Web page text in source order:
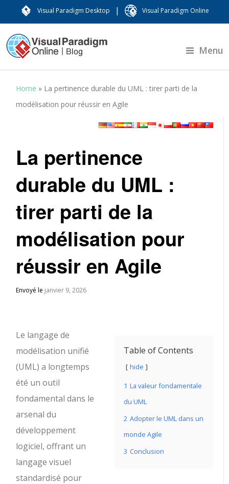
Visual Paradigm Desktop | Visual Paradigm Online
Menu
Home » La pertinence durable du UML : tirer parti de la
modélisation pour réussir en Agile
La pertinence
durable du UML :
tirer parti de la
modélisation pour
réussir en Agile
Envoyé le janvier 9, 2026
Table of Contents
hide
1 La valeur fondamentale
du UML
2 Adopter le UML dans un
monde Agile
3 Conclusion
Le langage de
modélisation unifié
(UML) a longtemps
été un outil
fondamental dans le
arsenal du
développement
logiciel, offrant un
langage visuel
standardisé pour